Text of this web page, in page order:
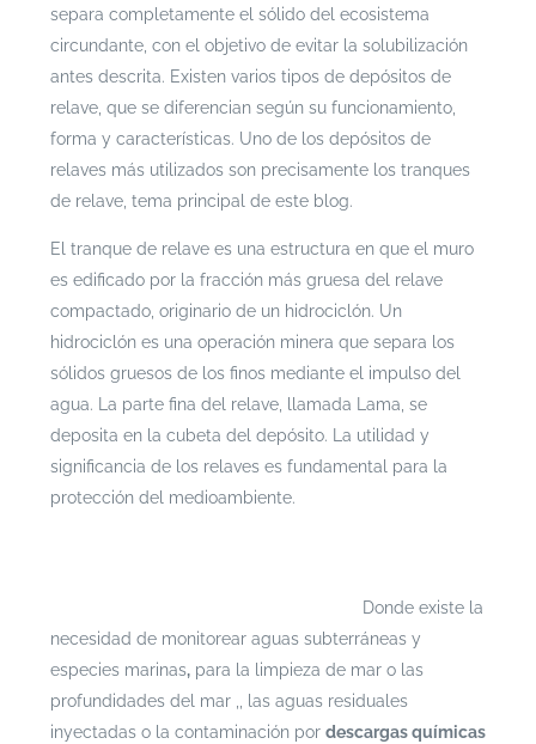
separa completamente el sólido del ecosistema
circundante, con el objetivo de evitar la solubilización
antes descrita. Existen varios tipos de depósitos de
relave, que se diferencian según su funcionamiento,
forma y características. Uno de los depósitos de
relaves más utilizados son precisamente los tranques
de relave, tema principal de este blog.
El tranque de relave es una estructura en que el muro
es edificado por la fracción más gruesa del relave
compactado, originario de un hidrociclón. Un
hidrociclón es una operación minera que separa los
sólidos gruesos de los finos mediante el impulso del
agua. La parte fina del relave, llamada Lama, se
deposita en la cubeta del depósito. La utilidad y
significancia de los relaves es fundamental para la
protección del medioambiente.
Donde existe la
necesidad de monitorear aguas subterráneas y
especies marinas,para la limpieza de mar o las
profundidades del mar ,, las aguas residuales
inyectadas o la contaminación por descargas químicas